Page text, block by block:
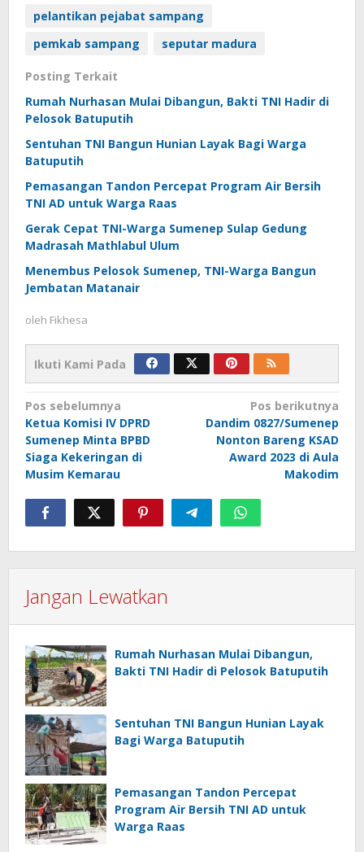
pelantikan pejabat sampang
pemkab sampang
seputar madura
Posting Terkait
Rumah Nurhasan Mulai Dibangun, Bakti TNI Hadir di
Pelosok Batuputih
Sentuhan TNI Bangun Hunian Layak Bagi Warga
Batuputih
Pemasangan Tandon Percepat Program Air Bersih
TNI AD untuk Warga Raas
Gerak Cepat TNI-Warga Sumenep Sulap Gedung
Madrasah Mathlabul Ulum
Menembus Pelosok Sumenep, TNI-Warga Bangun
Jembatan Matanair
oleh Fikhesa
Ikuti Kami Pada
Navigasi
pos
Pos sebelumnya
Ketua Komisi IV DPRD
Sumenep Minta BPBD
Siaga Kekeringan di
Musim Kemarau
Pos berikutnya
Dandim 0827/Sumenep
Nonton Bareng KSAD
Award 2023 di Aula
Makodim
Jangan Lewatkan
Rumah Nurhasan Mulai Dibangun,
Bakti TNI Hadir di Pelosok Batuputih
Sentuhan TNI Bangun Hunian Layak
Bagi Warga Batuputih
Pemasangan Tandon Percepat
Program Air Bersih TNI AD untuk
Warga Raas